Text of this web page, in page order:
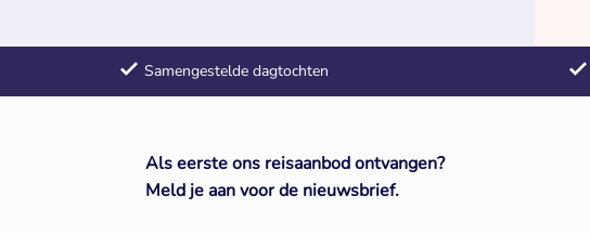
Samengestelde dagtochten
Als eerste ons reisaanbod ontvangen?
Meld je aan voor de nieuwsbrief.